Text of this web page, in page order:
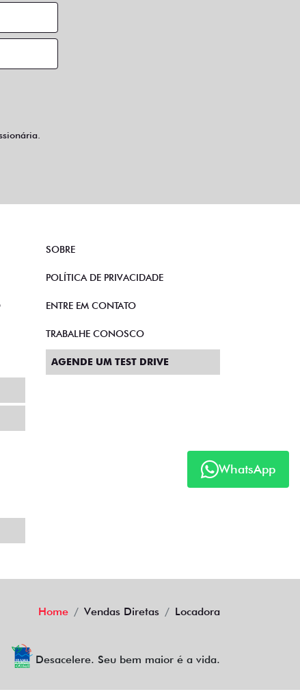
WhatsApp
SOBRE
POLÍTICA DE PRIVACIDADE
ENTRE EM CONTATO
TRABALHE CONOSCO
AGENDE UM TEST DRIVE
Home Vendas Diretas Locadora
Desacelere. Seu bem maior é a vida.